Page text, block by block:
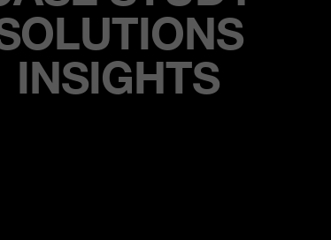
INSIGHTS